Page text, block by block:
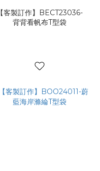
【客製訂作】BECT23036-
背背看帆布T型袋